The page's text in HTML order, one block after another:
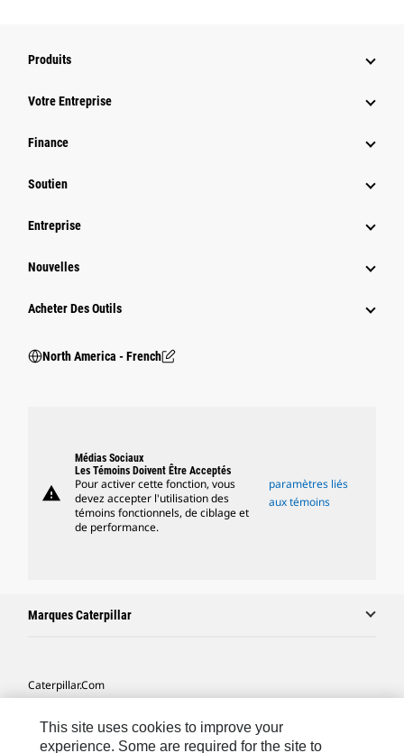
Produits
Votre Entreprise
Finance
Soutien
Entreprise
Nouvelles
Acheter Des Outils
North America - French
warning
Médias Sociaux
Les Témoins Doivent Être Acceptés
Pour activer cette fonction, vous
devez accepter l'utilisation des
témoins fonctionnels, de ciblage et
de performance.
paramètres liés
aux témoins
Marques Caterpillar
Caterpillar.com
Mes Préférences Marketing
This site uses cookies to improve your
experience. Some are required for the site to